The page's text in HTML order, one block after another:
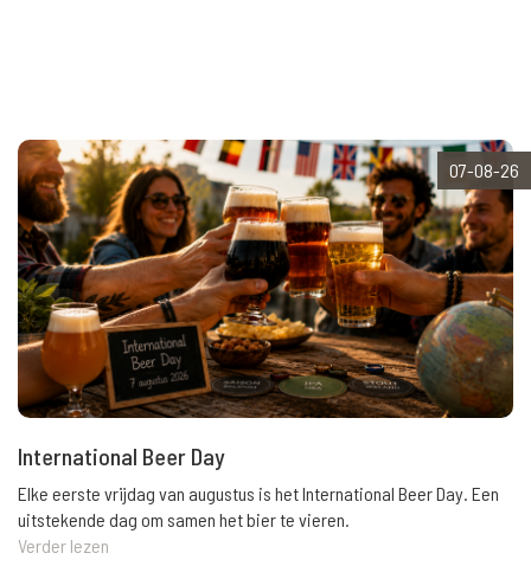
07-08-26
International Beer Day
Elke eerste vrijdag van augustus is het International Beer Day. Een
uitstekende dag om samen het bier te vieren.
Verder lezen